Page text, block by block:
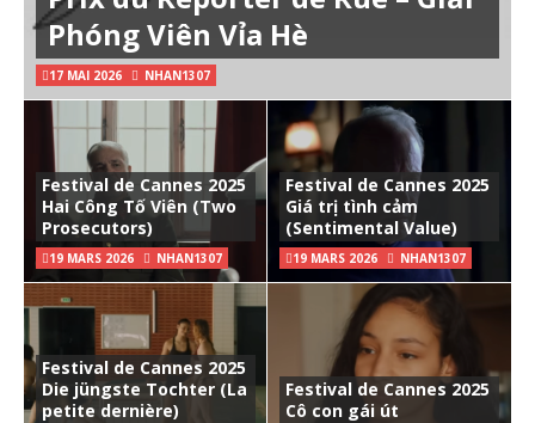
Phóng Viên Vỉa Hè
17 MAI 2026 NHAN1307
Festival de Cannes 2025
Hai Công Tố Viên (Two
Prosecutors)
19 MARS 2026 NHAN1307
Festival de Cannes 2025
Giá trị tình cảm
(Sentimental Value)
19 MARS 2026 NHAN1307
Festival de Cannes 2025
Die jüngste Tochter (La
petite dernière)
Festival de Cannes 2025
Cô con gái út